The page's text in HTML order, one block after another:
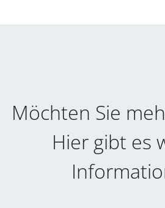
Möchten Sie
Hier gibt es